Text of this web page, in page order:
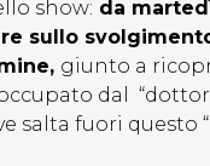
show: da
sullo
giunto a
dal
salta fuori questo